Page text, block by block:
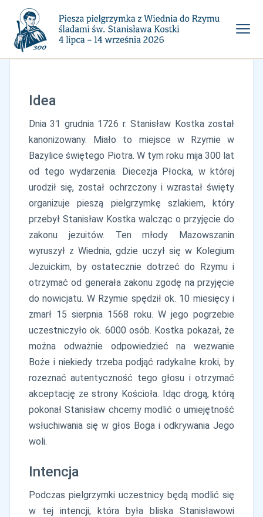
Idea
Dnia 31 grudnia 1726 r. Stanisław Kostka został
kanonizowany. Miało to miejsce w Rzymie w
Bazylice świętego Piotra. W tym roku mija 300 lat
od tego wydarzenia. Diecezja Płocka, w której
urodził się, został ochrzczony i wzrastał święty
organizuje pieszą pielgrzymkę szlakiem, który
przebył Stanisław Kostka walcząc o przyjęcie do
zakonu jezuitów. Ten młody Mazowszanin
wyruszył z Wiednia, gdzie uczył się w Kolegium
Jezuickim, by ostatecznie dotrzeć do Rzymu i
otrzymać od generała zakonu zgodę na przyjęcie
do nowicjatu. W Rzymie spędził ok. 10 miesięcy i
zmarł 15 sierpnia 1568 roku. W jego pogrzebie
uczestniczyło ok. 6000 osób. Kostka pokazał, że
można odważnie odpowiedzieć na wezwanie
Boże i niekiedy trzeba podjąć radykalne kroki, by
rozeznać autentyczność tego głosu i otrzymać
akceptację ze strony Kościoła. Idąc drogą, którą
pokonał Stanisław chcemy modlić o umiejętność
wsłuchiwania się w głos Boga i odkrywania Jego
woli.
Intencja
Podczas pielgrzymki uczestnicy będą modlić się
w tej intencji, która była bliska Stanisławowi